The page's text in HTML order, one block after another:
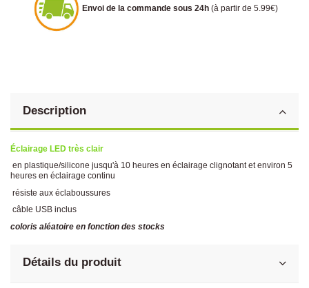
Envoi de la commande sous 24h (à partir de 5.99€)
Description
Éclairage LED très clair
en plastique/silicone jusqu'à 10 heures en éclairage clignotant et environ 5
heures en éclairage continu
résiste aux éclaboussures
câble USB inclus
coloris aléatoire en fonction des stocks
Détails du produit